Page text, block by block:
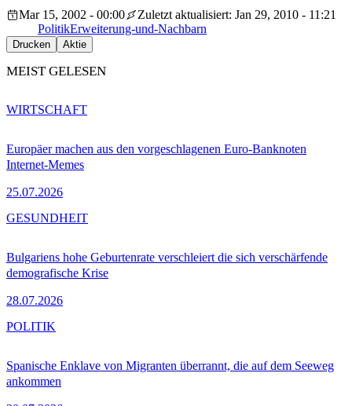
Mar 15, 2002 - 00:00
Zuletzt aktualisiert: Jan 29, 2010 - 11:21
PolitikErweiterung-und-Nachbarn
Drucken Aktie
MEIST GELESEN
Europäer machen aus den vorgeschlagenen Euro-Banknoten
Internet-Memes
25.07.2026
WIRTSCHAFT
Bulgariens hohe Geburtenrate verschleiert die sich verschärfende
demografische Krise
28.07.2026
GESUNDHEIT
Spanische Enklave von Migranten überrannt, die auf dem Seeweg
ankommen
POLITIK